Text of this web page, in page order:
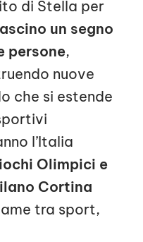
di Stella per
un segno
persone,
nuove
che si estende
l’Italia
Olimpici e
Cortina
tra sport,